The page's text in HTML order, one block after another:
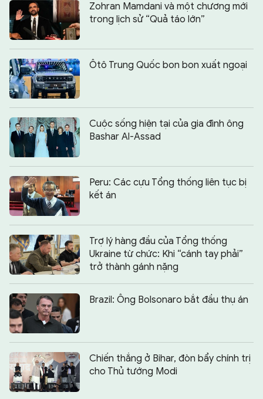
Zohran Mamdani và một chương mới
trong lịch sử “Quả táo lớn”
Ôtô Trung Quốc bon bon xuất ngoại
Cuộc sống hiện tại của gia đình ông
Bashar Al-Assad
Peru: Các cựu Tổng thống liên tục bị
kết án
Trợ lý hàng đầu của Tổng thống
Ukraine từ chức: Khi “cánh tay phải”
trở thành gánh nặng
Brazil: Ông Bolsonaro bắt đầu thụ án
Chiến thắng ở Bihar, đòn bẩy chính trị
cho Thủ tướng Modi